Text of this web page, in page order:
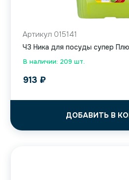
В наличии: 209 шт.
Артикул 015141
ЧЗ Ника для посуды супер
913 ₽
ДОБАВИТЬ В